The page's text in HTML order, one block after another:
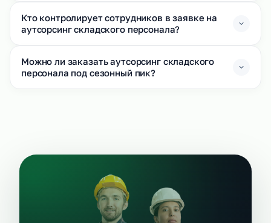
Кто контролирует сотрудников в заявке на
аутсорсинг складского персонала?
Можно ли заказать аутсорсинг складского
персонала под сезонный пик?